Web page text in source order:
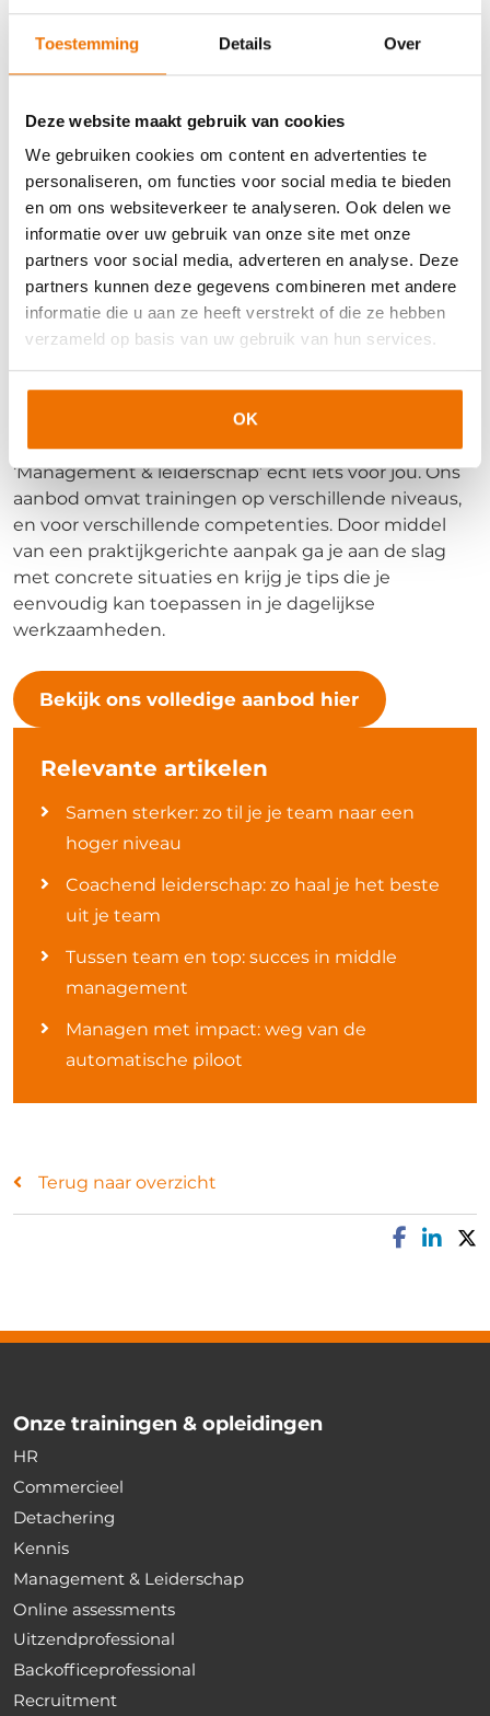
Toestemming Details Over
Deze website maakt gebruik van cookies
We gebruiken cookies om content en advertenties te
personaliseren, om functies voor social media te bieden
en om ons websiteverkeer te analyseren. Ook delen we
informatie over uw gebruik van onze site met onze
partners voor social media, adverteren en analyse. Deze
partners kunnen deze gegevens combineren met andere
informatie die u aan ze heeft verstrekt of die ze hebben
verzameld op basis van uw gebruik van hun services.
OK
harte aan bij iedereen die een leidinggevende rol
heeft of ambieert. “De training
aanrader voor mensen in de flexbranche. Maar ook
de training ‘
Leiderschap & Coaching ’ is heel geschikt
voor leidinggevenden, zowel in de flexbranche als in
de zakelijke dienstverlening.” Tot slot heeft Frank
nog een tip voor alle potentiële kandidaten: “Verdiep
je goed in het aanbod, en ga ook in gesprek met één
van onze accountmanagers. Zij stellen de juiste
vragen, en helpen je echt om een goede keuze te
Ook deelnemen?
Wil jij je leiderschap naar een hoger niveau tillen?
Dan zijn onze trainingen uit ons trainingsaanbod
‘Management & leiderschap’ echt iets voor jou. Ons
aanbod omvat trainingen op verschillende niveaus,
en voor verschillende competenties. Door middel
van een praktijkgerichte aanpak ga je aan de slag
met concrete situaties en krijg je tips die je
eenvoudig kan toepassen in je dagelijkse
werkzaamheden.
Bekijk ons volledige aanbod hier
Relevante artikelen
Samen sterker: zo til je je team naar een
hoger niveau
Coachend leiderschap: zo haal je het beste
uit je team
Tussen team en top: succes in middle
management
Managen met impact: weg van de
automatische piloot
Terug naar overzicht
Onze trainingen & opleidingen
HR
Commercieel
Detachering
Kennis
Management & Leiderschap
Online assessments
Uitzendprofessional
Backofficeprofessional
Recruitment